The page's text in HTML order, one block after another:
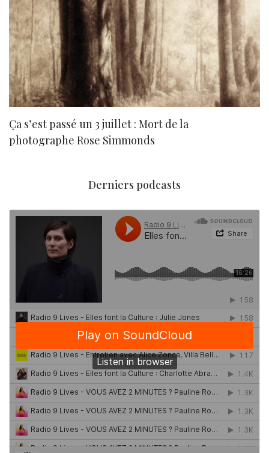
Ça s’est passé un 3 juillet : Mort de la
photographe Rose Simmonds
Derniers podcasts